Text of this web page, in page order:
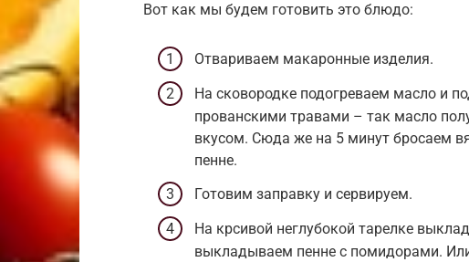
Вот как мы будем готовить это блюдо:
Отвариваем макаронные изделия.
На сковородке подогреваем масло и
прованскими травами – так масло
вкусом. Сюда же на 5 минут бросаем
пенне.
Готовим заправку и сервируем.
На крсивой неглубокой тарелке
выкладываем пенне с помидорами.